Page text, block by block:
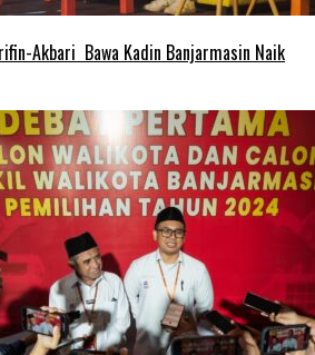
Akbari Bawa Kadin Banjarmasin Naik